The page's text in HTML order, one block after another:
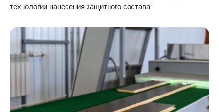
технологии нанесения защитного состава